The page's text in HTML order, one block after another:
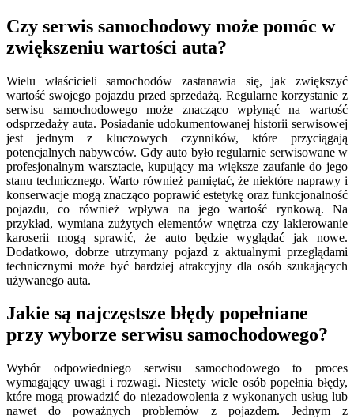
Czy serwis samochodowy może pomóc w
zwiększeniu wartości auta?
Wielu właścicieli samochodów zastanawia się, jak zwiększyć
wartość swojego pojazdu przed sprzedażą. Regularne korzystanie z
serwisu samochodowego może znacząco wpłynąć na wartość
odsprzedaży auta. Posiadanie udokumentowanej historii serwisowej
jest jednym z kluczowych czynników, które przyciągają
potencjalnych nabywców. Gdy auto było regularnie serwisowane w
profesjonalnym warsztacie, kupujący ma większe zaufanie do jego
stanu technicznego. Warto również pamiętać, że niektóre naprawy i
konserwacje mogą znacząco poprawić estetykę oraz funkcjonalność
pojazdu, co również wpływa na jego wartość rynkową. Na
przykład, wymiana zużytych elementów wnętrza czy lakierowanie
karoserii mogą sprawić, że auto będzie wyglądać jak nowe.
Dodatkowo, dobrze utrzymany pojazd z aktualnymi przeglądami
technicznymi może być bardziej atrakcyjny dla osób szukających
używanego auta.
Jakie są najczęstsze błędy popełniane
przy wyborze serwisu samochodowego?
Wybór odpowiedniego serwisu samochodowego to proces
wymagający uwagi i rozwagi. Niestety wiele osób popełnia błędy,
które mogą prowadzić do niezadowolenia z wykonanych usług lub
nawet do poważnych problemów z pojazdem. Jednym z